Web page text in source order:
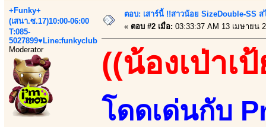
+Funky+
(เสนา.ซ.17)10:00-06:00
T:085-
5027899♥Line:funkyclub
Moderator
ตอบ: เสาร์นี้ !!สาวน้อย SizeDouble-SS
« ตอบ #2 เมื่อ: 03:33:37 AM 13 เมษายน
((น้องเป่าเ
โดดเด่นกับ